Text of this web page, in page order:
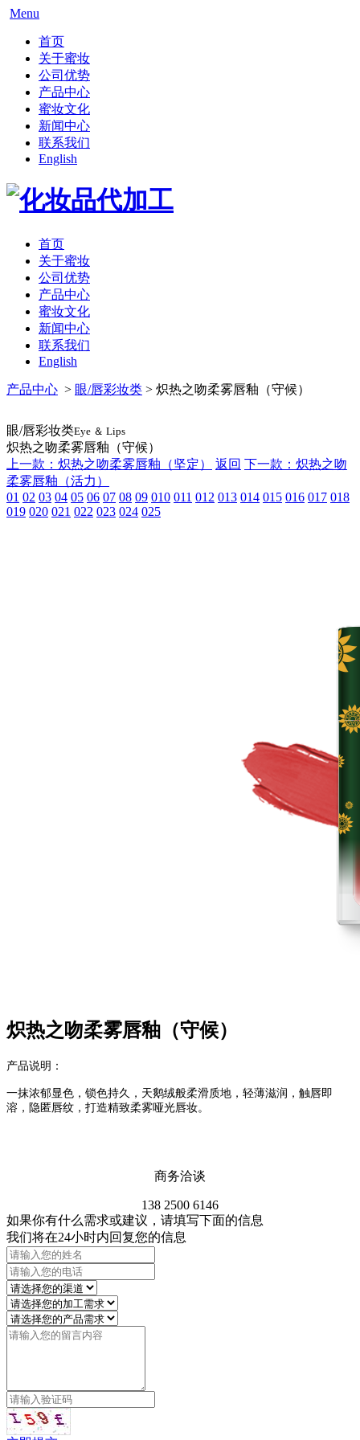
Menu
首页
关于蜜妆
公司优势
产品中心
蜜妆文化
新闻中心
联系我们
English
首页
关于蜜妆
公司优势
产品中心
蜜妆文化
新闻中心
联系我们
English
产品中心 > 眼/唇彩妆类 > 炽热之吻柔雾唇釉（守候）
眼/唇彩妆类Eye ＆ Lips
炽热之吻柔雾唇釉（守候）
上一款：炽热之吻柔雾唇釉（坚定）
返回 下一款：炽热之吻
柔雾唇釉（活力）
01 02 03 04 05 06 07 08 09 010 011 012 013 014 015 016 017 018
019 020 021 022 023 024 025
炽热之吻柔雾唇釉（守候）
产品说明：
一抹浓郁显色，锁色持久，天鹅绒般柔滑质地，轻薄滋润，触唇即
溶，隐匿唇纹，打造精致柔雾哑光唇妆。
商务洽谈
138 2500 6146
如果你有什么需求或建议，请填写下面的信息
我们将在24小时内回复您的信息